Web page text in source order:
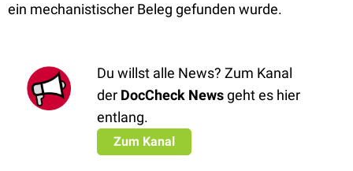
ein mechanistischer Beleg gefunden wurde.
Du willst alle News? Zum Kanal
der DocCheck Newsgeht es hier
entlang.
Zum Kanal